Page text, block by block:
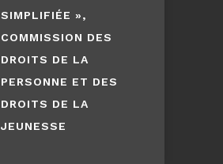
SIMPLIFIÉE »,
COMMISSION DES
DROITS DE LA
PERSONNE ET DES
DROITS DE LA
JEUNESSE